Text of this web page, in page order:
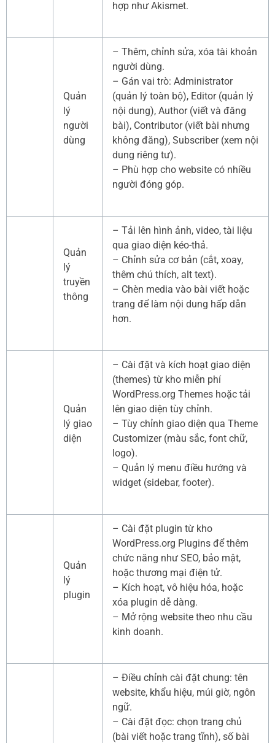
hợp như Akismet.
Quản
lý
người
dùng
– Thêm, chỉnh sửa, xóa tài khoản
người dùng.
– Gán vai trò: Administrator
(quản lý toàn bộ), Editor (quản lý
nội dung), Author (viết và đăng
bài), Contributor (viết bài nhưng
không đăng), Subscriber (xem nội
dung riêng tư).
– Phù hợp cho website có nhiều
người đóng góp.
Quản
lý
truyền
thông
– Tải lên hình ảnh, video, tài liệu
qua giao diện kéo-thả.
– Chỉnh sửa cơ bản (cắt, xoay,
thêm chú thích, alt text).
– Chèn media vào bài viết hoặc
trang để làm nội dung hấp dẫn
hơn.
Quản
lý giao
diện
– Cài đặt và kích hoạt giao diện
(themes) từ kho miễn phí
WordPress.org Themes hoặc tải
lên giao diện tùy chỉnh.
– Tùy chỉnh giao diện qua Theme
Customizer (màu sắc, font chữ,
logo).
– Quản lý menu điều hướng và
widget (sidebar, footer).
Quản
lý
plugin
– Cài đặt plugin từ kho
WordPress.org Plugins để thêm
chức năng như SEO, bảo mật,
hoặc thương mại điện tử.
– Kích hoạt, vô hiệu hóa, hoặc
xóa plugin dễ dàng.
– Mở rộng website theo nhu cầu
kinh doanh.
– Điều chỉnh cài đặt chung: tên
website, khẩu hiệu, múi giờ, ngôn
ngữ.
– Cài đặt đọc: chọn trang chủ
(bài viết hoặc trang tĩnh), số bài